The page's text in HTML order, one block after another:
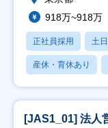
918万~918万
正社員採用 土
産休・育休あり
[JAS1_01] 法人